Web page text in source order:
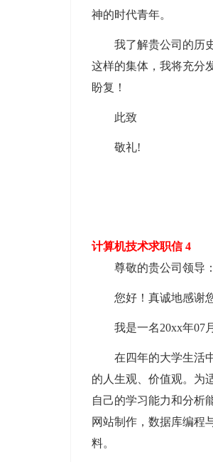
神的时代青年。
我了解贵公司的历
这样的集体，我将充分
盼复！
此致
敬礼!
计算机技术求职信 4
尊敬的贵公司领导：
您好！真诚地感谢
我是一名20xx年07
在四年的大学生活
的人生观、价值观。为
自己的学习能力和分析
网站制作，数据库编程
料。